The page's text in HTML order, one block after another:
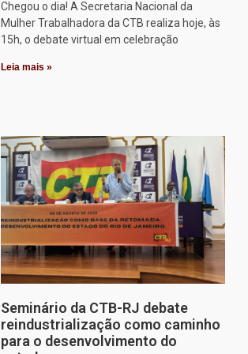
Chegou o dia! A Secretaria Nacional da
Mulher Trabalhadora da CTB realiza hoje, às
15h, o debate virtual em celebração
Leia mais »
Seminário da CTB-RJ debate
reindustrialização como caminho
para o desenvolvimento do